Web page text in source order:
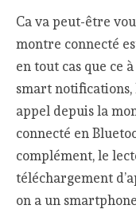
Ca va peut-être
montre connecté
en tout cas que ce
smart
appel depuis la
connecté en
complément, le
téléchargement
on a un